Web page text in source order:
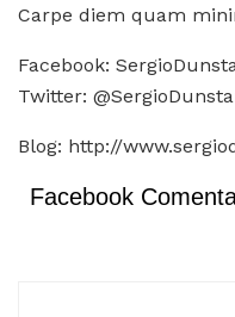
Carpe diem quam
Facebook:
Twitter:
Blog: http://
Facebook